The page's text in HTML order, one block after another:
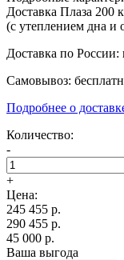
Доставка Плаза 200
(с утеплением дна и
Доставка по
Самовывоз:
Подробнее о
Количество:
-
+
Цена:
245 455 р.
290 455 р.
45 000 р.
Ваша выгода